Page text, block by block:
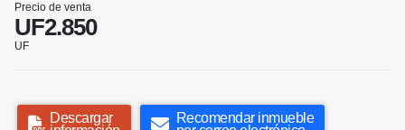
Precio de venta
UF2.850
UF
Descargar
Recomendar inmueble